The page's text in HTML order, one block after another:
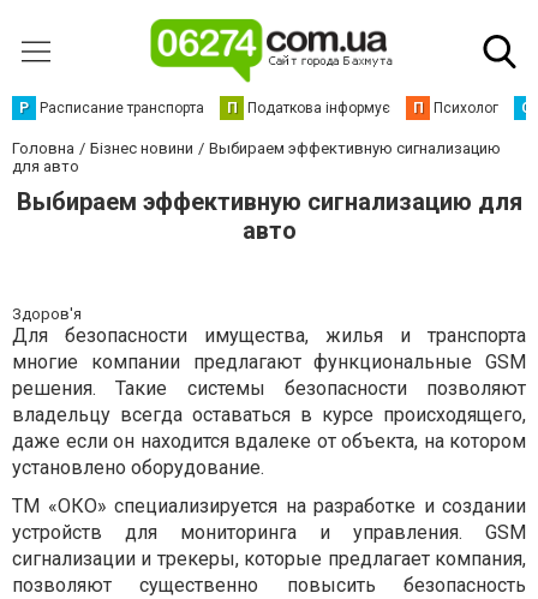
Р Расписание транспорта П Податкова інформує П Психолог С
Головна Бізнес новини
Выбираем эффективную сигнализацию
для авто
Выбираем эффективную сигнализацию для
авто
Здоров'я
Для безопасности имущества, жилья и транспорта
многие компании предлагают функциональные GSM
решения. Такие системы безопасности позволяют
владельцу всегда оставаться в курсе происходящего,
даже если он находится вдалеке от объекта, на котором
установлено оборудование.
ТМ «ОКО» специализируется на разработке и создании
устройств для мониторинга и управления. GSM
сигнализации и трекеры, которые предлагает компания,
позволяют существенно повысить безопасность